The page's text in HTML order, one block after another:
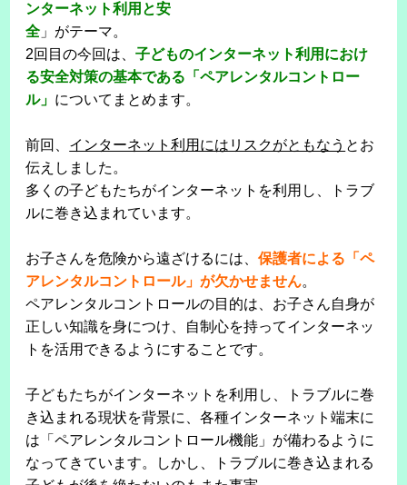
ンターネット利用と安
全 」がテーマ。
2回目の今回は、子どものインターネット利用におけ
る安全対策の基本である「ペアレンタルコントロー
ル」 についてまとめます。
前回、 インターネット利用にはリスクがともなう とお
伝えしました。
多くの子どもたちがインターネットを利用し、トラブ
ルに巻き込まれています。
お子さんを危険から遠ざけるには、保護者による「ペ
アレンタルコントロール」が欠かせません。
ペアレンタルコントロールの目的は、お子さん自身が
正しい知識を身につけ、自制心を持ってインターネッ
トを活用できるようにすることです。
子どもたちがインターネットを利用し、トラブルに巻
き込まれる現状を背景に、各種インターネット端末に
は「ペアレンタルコントロール機能」が備わるように
なってきています。しかし、トラブルに巻き込まれる